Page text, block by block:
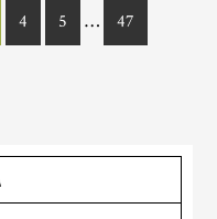
Page
4 Page
5
Interim
pages
… Page
47